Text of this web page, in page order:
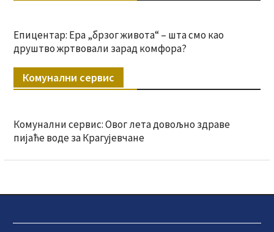
Епицентар: Ера „брзог живота“ – шта смо као
друштво жртвовали зарад комфора?
Комунални сервис
Комунални сервис: Овог лета довољно здраве
пијаће воде за Крагујевчане